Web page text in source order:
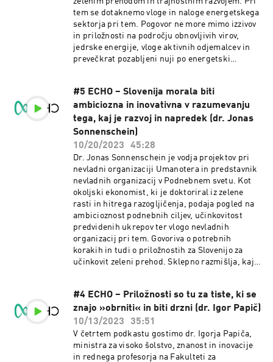
tem se dotaknemo vloge in naloge energetskega
sektorja pri tem. Pogovor ne more mimo izzivov
in priložnosti na področju obnovljivih virov,
jedrske energije, vloge aktivnih odjemalcev in
prevečkrat pozabljeni nuji po energetski
ko govorimo o pravičnosti in vključenosti, ne
smemo pozabiti na problem energetske
revščine. Njen ECHO v prihodnost je opozorilo,
da smo v tem trenutku na razpotju in da je
potrebno delovati v smeri lepe slike prihodnosti,
#5 ECHO – Slovenija morala biti
ambiciozna in inovativna v razumevanju
tega, kaj je razvoj in napredek (dr. Jonas
Sonnenschein)
10/20/2023
45:28
Dr. Jonas Sonnenschein je vodja projektov pri
nevladni organizaciji Umanotera in predstavnik
nevladnih organizacij v Podnebnem svetu. Kot
okoljski ekonomist, ki je doktoriral iz zelene
rasti in hitrega razogljičenja, podaja pogled na
ambicioznost podnebnih ciljev, učinkovitost
predvidenih ukrepov ter vlogo nevladnih
organizacij pri tem. Govoriva o potrebnih
korakih in tudi o priložnostih za Slovenijo za
učinkovit zeleni prehod. Sklepno razmišlja, kaj
biti ambiciozna in inovativna v razumevanju
tega, kaj je razvoj in napredek.
#4 ECHO – Priložnosti so tu za tiste, ki se
znajo »obrniti« in biti drzni (dr. Igor Papič)
10/13/2023
35:51
V četrtem podkastu gostimo dr. Igorja Papiča,
ministra za visoko šolstvo, znanost in inovacije
in rednega profesorja na Fakulteti za